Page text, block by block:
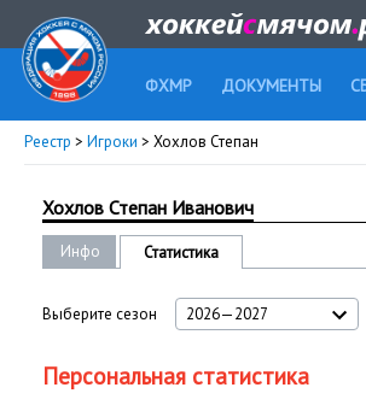
ФХМР ДОКУМЕНТЫ
Реестр > Игроки > Хохлов Степан
Хохлов Степан Иванович
Инфо Статистика
Выберите сезон 2026—2027
Персональная статистика